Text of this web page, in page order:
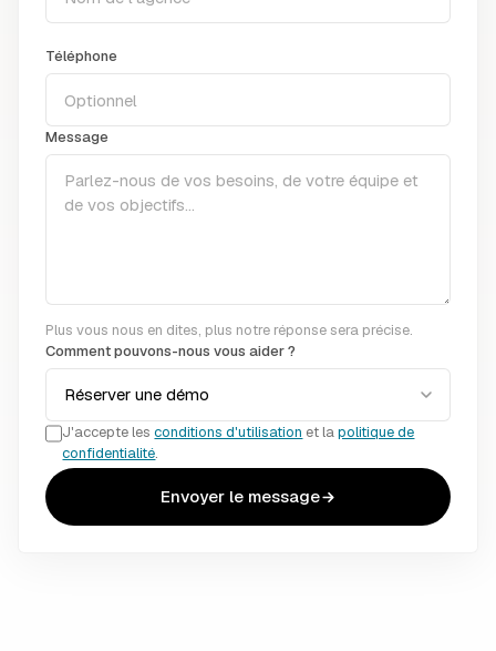
Téléphone
Message
Plus vous nous en dites, plus notre réponse sera précise.
Comment pouvons-nous vous aider ?
J'accepte lesconditions d'utilisation et lapolitique de
confidentialité.
Envoyer le message